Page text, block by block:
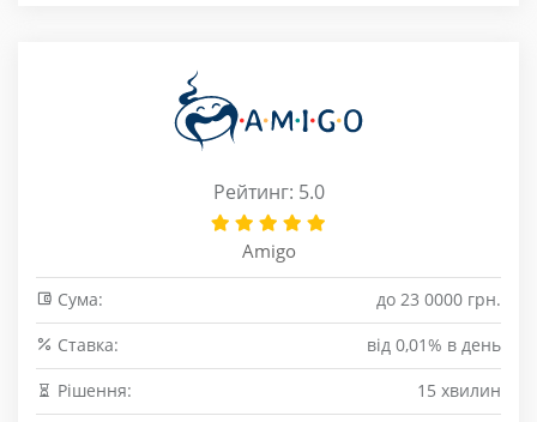
Рейтинг: 5.0
Amigo
Сума:
до 23 0000 грн.
Cтавка:
від 0,01% в день
Рішення:
15 хвилин